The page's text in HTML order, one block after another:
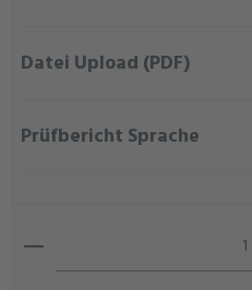
Datei Upload (PDF)
Prüfbericht Sprache
Produkt Anzahl: Gib den